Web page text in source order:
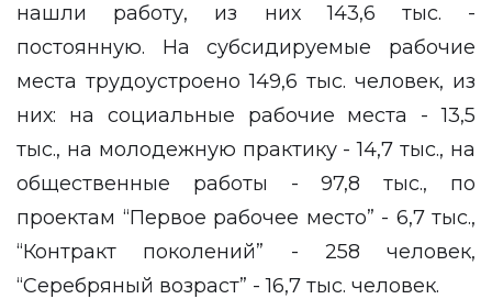
нашли работу, из них 143,6 тыс. -
постоянную. На субсидируемые рабочие
места трудоустроено 149,6 тыс. человек, из
них: на социальные рабочие места - 13,5
тыс., на молодежную практику - 14,7 тыс., на
общественные работы - 97,8 тыс., по
проектам “Первое рабочее место” - 6,7 тыс.,
“Контракт поколений” - 258 человек,
“Серебряный возраст” - 16,7 тыс. человек.